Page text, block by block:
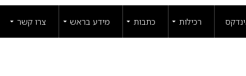
רכילות כתבות מידע בראש צרו קשר